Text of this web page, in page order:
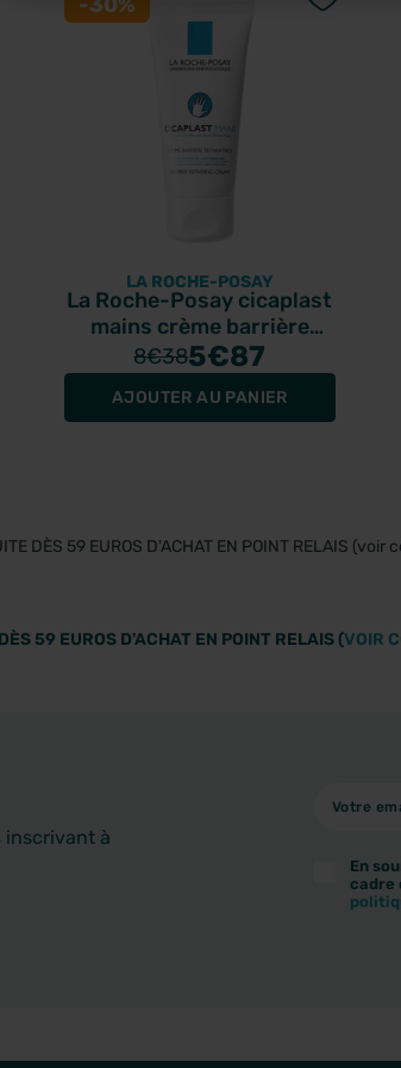
LA ROCHE-POSAY
La Roche-Posay cicaplast
mains crème barrière
réparatrice 50ml
8€385€87
AJOUTER AU PANIER
59 EUROS D'ACHAT EN POINT RELAIS (VOIR
inscrivant à
En
cadre